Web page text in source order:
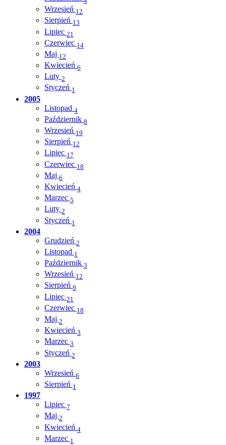
Wrzesień 12
Sierpień 13
Lipiec 21
Czerwiec 14
Maj 12
Kwiecień 6
Luty 2
Styczeń 1
2005
Listopad 4
Październik 8
Wrzesień 19
Sierpień 12
Lipiec 17
Czerwiec 18
Maj 6
Kwiecień 4
Marzec 5
Luty 2
Styczeń 1
2004
Grudzień 2
Listopad 1
Październik 3
Wrzesień 12
Sierpień 9
Lipiec 21
Czerwiec 18
Maj 2
Kwiecień 3
Marzec 3
Styczeń 2
2003
Wrzesień 6
Sierpień 1
1997
Lipiec 7
Maj 2
Kwiecień 4
Marzec 1